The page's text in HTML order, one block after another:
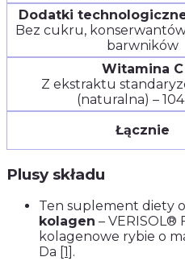
Dodatki
Bez cukru,
barwników
Witamina C
Z ekstraktu
(naturalna) –
Łącznie
Plusy składu
Ten suplement diety
kolagen –
kolagenowe rybie o
Da [1] .